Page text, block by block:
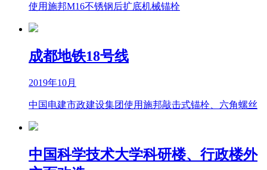
使用施邦M16不锈钢后扩底机械锚栓
成都地铁18号线
2019年10月
中国电建市政建设集团使用施邦敲击式锚栓、六角螺丝
中国科学技术大学科研楼、行政楼外